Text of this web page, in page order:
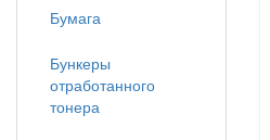
Бумага
Бункеры
отработанного
тонера